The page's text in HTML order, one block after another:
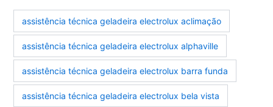
assistência técnica geladeira electrolux aclimação
assistência técnica geladeira electrolux alphaville
assistência técnica geladeira electrolux barra funda
assistência técnica geladeira electrolux bela vista